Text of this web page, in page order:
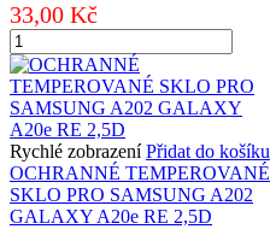
RE
2,5D
množství
33,00 Kč
OCHRANNÉ
TEMPEROVANÉ
SKLO
PRO
HUAWEI
HONOR
5x
RE
2,5D
Rychlé zobrazení Přidat do košíku
OCHRANNÉ TEMPEROVANÉ
SKLO PRO SAMSUNG A202
GALAXY A20e RE 2,5D